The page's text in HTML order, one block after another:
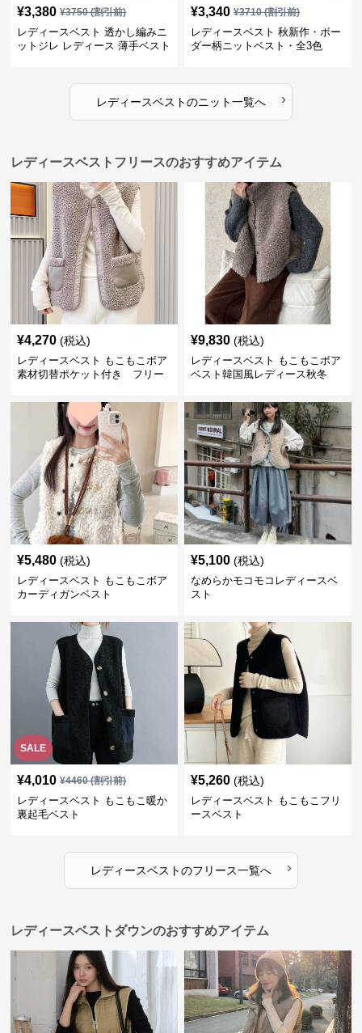
¥3,380 ¥3750(割引前)
レディースベスト 透かし編みニ
ットジレ レディース 薄手ベスト
¥3,340 ¥3710(割引前)
レディースベスト 秋新作・ボー
ダー柄ニットベスト・全3色
レディースベストのニット一覧へ ›
レディースベストフリースのおすすめアイテム
¥4,270 (税込)
レディースベスト もこもこボア
素材切替ポケット付き フリー
¥9,830 (税込)
レディースベスト もこもこボア
ベスト韓国風レディース秋冬
¥5,480 (税込)
レディースベスト もこもこボア
カーディガンベスト
¥5,100 (税込)
なめらかモコモコレディースベ
スト
SALE
¥4,010 ¥4460(割引前)
レディースベスト もこもこ暖か
裏起毛ベスト
¥5,260 (税込)
レディースベスト もこもこフリ
ースベスト
レディースベストのフリース一覧へ ›
レディースベストダウンのおすすめアイテム